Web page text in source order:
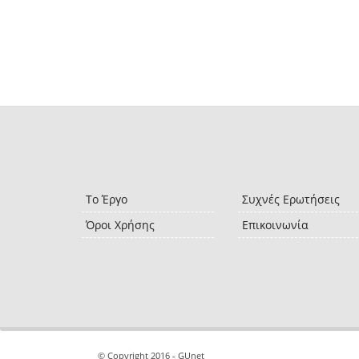
Το Έργο
Όροι Χρήσης
Συχνές Ερωτήσεις
Επικοινωνία
© Copyright 2016 - GUnet